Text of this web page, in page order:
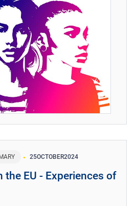
25OCTOBER2024
the EU - Experiences of